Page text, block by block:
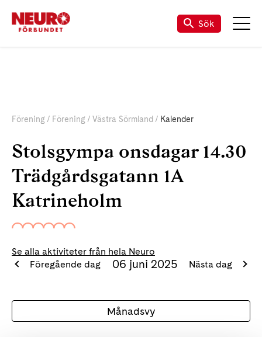
Sök
Förening Förening Västra Sörmland Kalender
Stolsgympa onsdagar 14.30
Trädgårdsgatann 1A
Katrineholm
Se alla aktiviteter från hela Neuro
Föregående dag
06 juni 2025 Nästa dag
Månadsvy